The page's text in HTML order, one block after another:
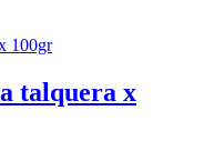
talquera x